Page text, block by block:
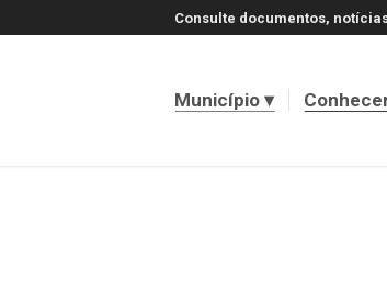
Consulte documentos,
Município